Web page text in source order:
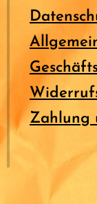
Zahlung